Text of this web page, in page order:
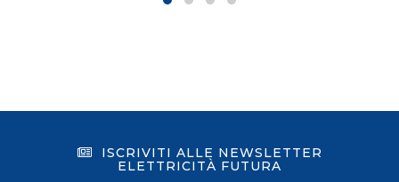
ISCRIVITI ALLE NEWSLETTER
ELETTRICITÀ FUTURA